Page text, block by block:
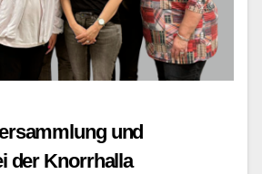
und
der Knorrhalla